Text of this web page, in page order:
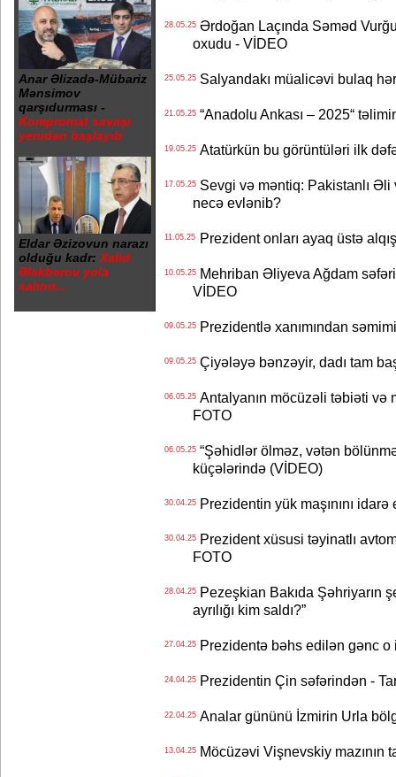
Anar Əlizadə-Mübariz
Mənsimov
qarşıdurması -
Kompromat savaşı
yenidən başlayıb
Eldar Əzizovun narazı
olduğu kadr: Xalid
Ələkbərov yola
salınır...
28.05.25Ərdoğan Laçında Səməd
oxudu - VİDEO
25.05.25Salyandakı müalicəvi bulaq
21.05.25“Anadolu Ankası – 2025“
19.05.25Atatürkün bu görüntüləri ilk
17.05.25Sevgi və məntiq: Pakistanlı Əli
necə evlənib?
11.05.25Prezident onları ayaq üstə
10.05.25Mehriban Əliyeva Ağdam
VİDEO
09.05.25Prezidentlə xanımından
09.05.25Çiyələyə bənzəyir, dadı tam
06.05.25Antalyanın möcüzəli təbiəti və
FOTO
06.05.25“Şəhidlər ölməz, vətən
küçələrində (VİDEO)
30.04.25Prezidentin yük maşınını idarə
30.04.25Prezident xüsusi təyinatlı
FOTO
28.04.25Pezeşkian Bakıda Şəhriyarın
ayrılığı kim saldı?”
27.04.25Prezidentə bəhs edilən gənc o
24.04.25Prezidentin Çin səfərindən -
22.04.25Analar gününü İzmirin Urla
13.04.25Möcüzəvi Vişnevskiy mazının